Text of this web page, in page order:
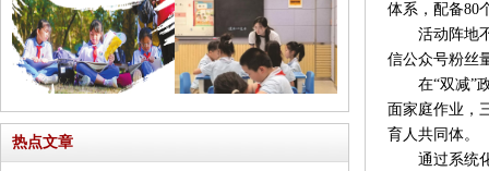
热点文章
体系，配备80
活动阵地不
信公众号粉丝
在“双减”政
面家庭作业，
育人共同体。
通过系统化